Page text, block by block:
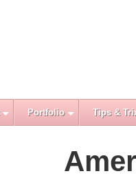
Portfolio Tips &